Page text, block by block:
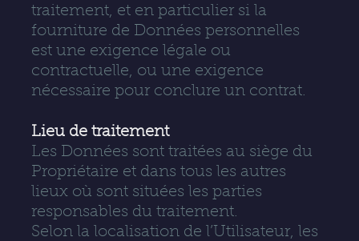
traitement, et en particulier si la
fourniture de Données personnelles
est une exigence légale ou
contractuelle, ou une exigence
nécessaire pour conclure un contrat.
Lieu de traitement
Les Données sont traitées au siège du
Propriétaire et dans tous les autres
lieux où sont situées les parties
responsables du traitement.
Selon la localisation de l’Utilisateur, les